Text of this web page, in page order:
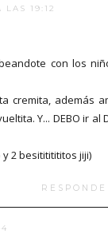
19:12
con los
cremita, además
Y... DEBO ir al
2 besitititititos jiji)